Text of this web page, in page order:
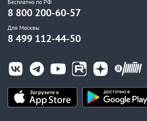
Бесплатно по РФ
8 800 200-60-57
Для Москвы
8 499 112-44-50